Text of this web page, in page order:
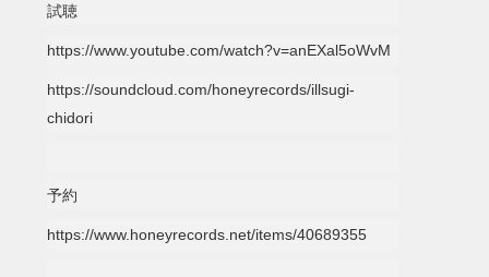
試聴
https://www.youtube.com/watch?v=anEXal5oWvM
https://soundcloud.com/honeyrecords/illsugi-
chidori
予約
https://www.honeyrecords.net/items/40689355